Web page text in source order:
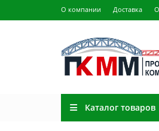
О компании Доставка
Каталог товаров